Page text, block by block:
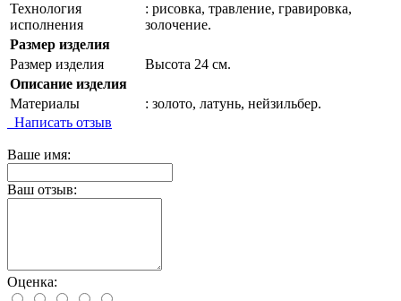
Технология
исполнения
: рисовка, травление, гравировка,
золочение.
Размер изделия
Размер изделия
Высота 24 см.
Описание изделия
Материалы
: золото, латунь, нейзильбер.
Написать отзыв
Ваше имя:
Ваш отзыв:
Оценка: